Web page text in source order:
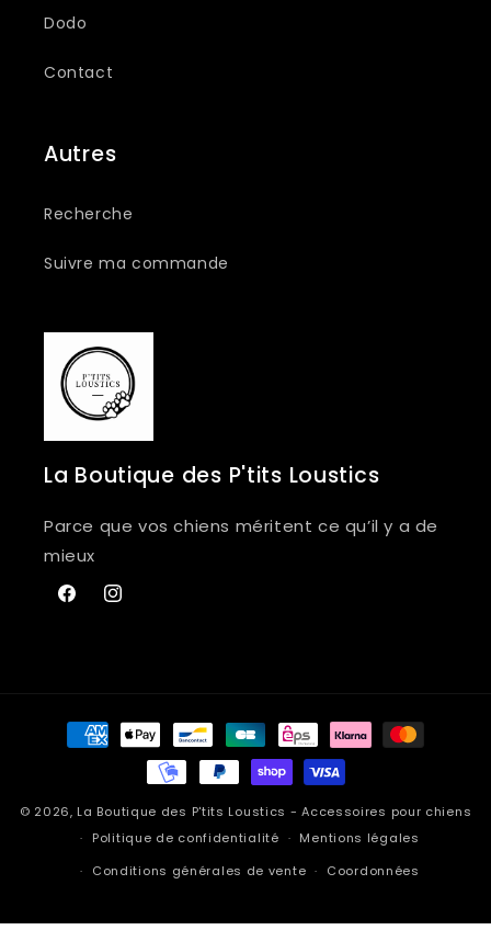
Dodo
Contact
Autres
Recherche
Suivre ma commande
La Boutique des P'tits Loustics
Parce que vos chiens méritent ce qu’il y a de
mieux
FacebookInstagram
Moyens
© 2026, La Boutique des P'tits Loustics - Accessoires pour chiens
Politique de confidentialité
Mentions légales
Conditions générales de vente
Coordonnées